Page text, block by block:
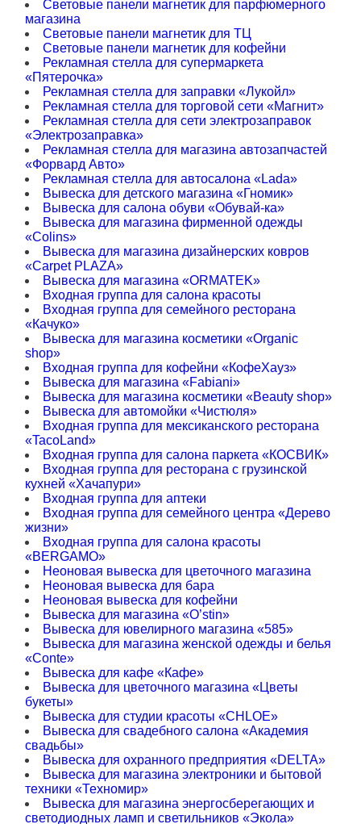
Световые панели магнетик для парфюмерного
магазина
Световые панели магнетик для ТЦ
Световые панели магнетик для кофейни
Рекламная стелла для супермаркета
«Пятерочка»
Рекламная стелла для заправки «Лукойл»
Рекламная стелла для торговой сети «Магнит»
Рекламная стелла для сети электрозаправок
«Электрозаправка»
Рекламная стелла для магазина автозапчастей
«Форвард Авто»
Рекламная стелла для автосалона «Lada»
Вывеска для детского магазина «Гномик»
Вывеска для салона обуви «Обувай-ка»
Вывеска для магазина фирменной одежды
«Colins»
Вывеска для магазина дизайнерских ковров
«Carpet PLAZA»
Вывеска для магазина «ORMATEK»
Входная группа для салона красоты
Входная группа для семейного ресторана
«Качуко»
Вывеска для магазина косметики «Organic
shop»
Входная группа для кофейни «КофеХауз»
Вывеска для магазина «Fabiani»
Вывеска для магазина косметики «Beauty shop»
Вывеска для автомойки «Чистюля»
Входная группа для мексиканского ресторана
«TacoLand»
Входная группа для салона паркета «КОСВИК»
Входная группа для ресторана с грузинской
кухней «Хачапури»
Входная группа для аптеки
Входная группа для семейного центра «Дерево
жизни»
Входная группа для салона красоты
«BERGAMO»
Неоновая вывеска для цветочного магазина
Неоновая вывеска для бара
Неоновая вывеска для кофейни
Вывеска для магазина «O’stin»
Вывеска для ювелирного магазина «585»
Вывеска для магазина женской одежды и белья
«Conte»
Вывеска для кафе «Кафе»
Вывеска для цветочного магазина «Цветы
букеты»
Вывеска для студии красоты «CHLOE»
Вывеска для свадебного салона «Академия
свадьбы»
Вывеска для охранного предприятия «DELTA»
Вывеска для магазина электроники и бытовой
техники «Техномир»
Вывеска для магазина энергосберегающих и
светодиодных ламп и светильников «Экола»